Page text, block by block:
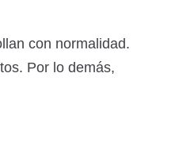
con normalidad.
Por lo demás,